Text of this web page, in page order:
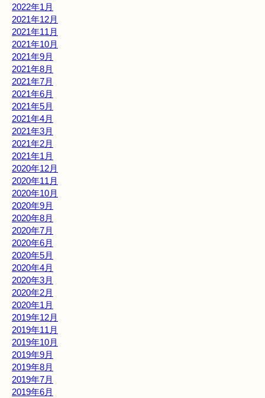
2022年1月
2021年12月
2021年11月
2021年10月
2021年9月
2021年8月
2021年7月
2021年6月
2021年5月
2021年4月
2021年3月
2021年2月
2021年1月
2020年12月
2020年11月
2020年10月
2020年9月
2020年8月
2020年7月
2020年6月
2020年5月
2020年4月
2020年3月
2020年2月
2020年1月
2019年12月
2019年11月
2019年10月
2019年9月
2019年8月
2019年7月
2019年6月